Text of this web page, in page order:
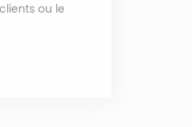
ou le